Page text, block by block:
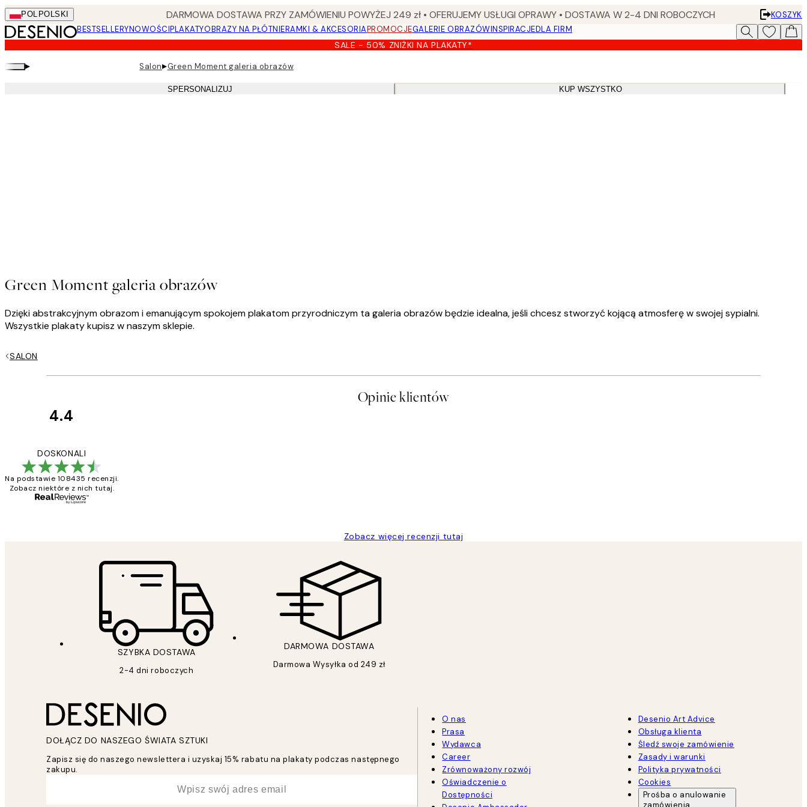
Skip
to
main
content.
POL POLSKI DARMOWA DOSTAWA PRZY ZAMÓWIENIU POWYŻEJ 249 zł • OFERUJEMY USŁUGI OPRAWY • DOSTAWA W 2-4 DNI ROBOCZYCH
KOSZYK
BESTSELLERYNOWOŚCIPLAKATYOBRAZY NA PŁÓTNIERAMKI & AKCESORIAPROMOCJEGALERIE OBRAZÓWINSPIRACJEDLA FIRM
SALE - 50% ZNIŻKI NA PLAKATY*
▸ Salon▸Green Moment galeria obrazów
SPERSONALIZUJ KUP WSZYSTKO
Green Moment galeria obrazów
Dzięki abstrakcyjnym obrazom i emanującym spokojem plakatom przyrodniczym ta galeria obrazów będzie idealna, jeśli chcesz stworzyć kojącą atmosferę w swojej sypialni.
Wszystkie plakaty kupisz w naszym sklepie.
SALON
Opinie klientów
4.4
DOSKONALI
Na podstawie 108435 recenzji.
Zobacz niektóre z nich tutaj.
Zobacz więcej recenzji tutaj
SZYBKA DOSTAWA
2-4 dni roboczych
DARMOWA DOSTAWA
Darmowa Wysyłka od 249 zł
DOŁĄCZ DO NASZEGO ŚWIATA SZTUKI
Zapisz się do naszego newslettera i uzyskaj 15% rabatu na plakaty podczas następnego
zakupu.
O nas
Prasa
Wydawca
Career
Zrównoważony rozwój
Oświadczenie o
Dostępności
Desenio Art Advice
Obsługa klienta
Śledź swoje zamówienie
Zasady i warunki
Polityka prywatności
Cookies
Prośba o anulowanie
zamówienia